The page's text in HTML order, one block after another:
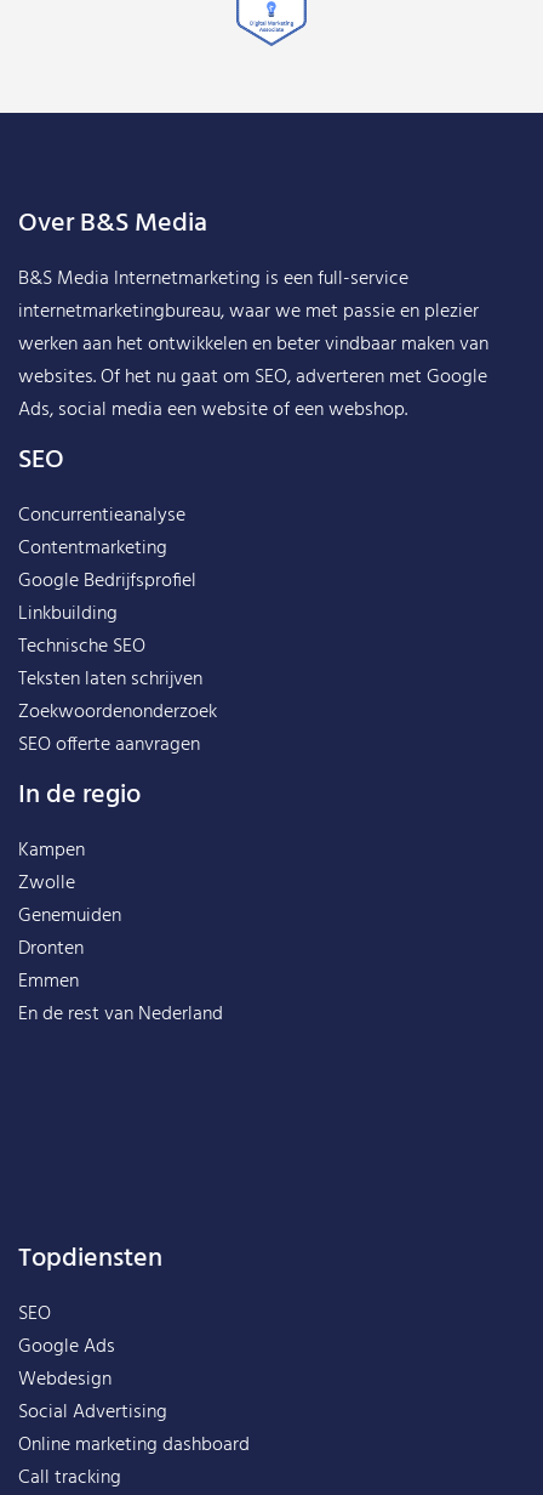
Over B&S Media
B&S Media Internetmarketing is een full-service
internetmarketingbureau, waar we met passie en plezier
werken aan het ontwikkelen en beter vindbaar maken van
websites. Of het nu gaat om SEO, adverteren met Google
Ads, social media een website of een webshop.
SEO
Concurrentieanalyse
Contentmarketing
Google Bedrijfsprofiel
Linkbuilding
Technische SEO
Teksten laten schrijven
Zoekwoordenonderzoek
SEO offerte aanvragen
In de regio
Kampen
Zwolle
Genemuiden
Dronten
Emmen
En de rest vanNederland
Topdiensten
SEO
Google Ads
Webdesign
Social Advertising
Online marketing dashboard
Call tracking